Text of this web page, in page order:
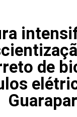
de